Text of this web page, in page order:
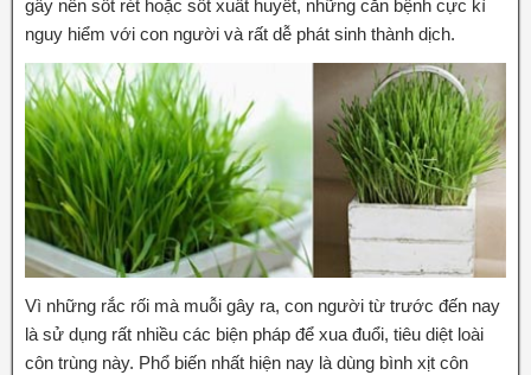
gây nên sốt rét hoặc sốt xuất huyết, những căn bệnh cực kì
nguy hiểm với con người và rất dễ phát sinh thành dịch.
Vì những rắc rối mà muỗi gây ra, con người từ trước đến nay
là sử dụng rất nhiều các biện pháp để xua đuổi, tiêu diệt loài
côn trùng này. Phổ biến nhất hiện nay là dùng bình xịt côn